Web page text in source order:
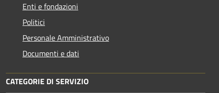
Enti e fondazioni
Politici
Personale Amministrativo
Documenti e dati
CATEGORIE DI SERVIZIO